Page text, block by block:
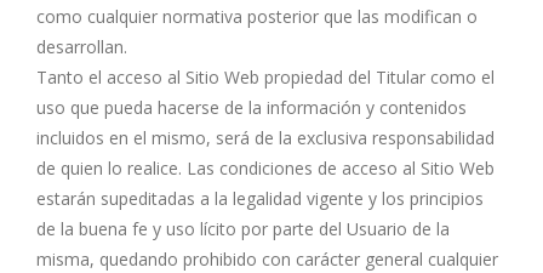
como cualquier normativa posterior que las modifican o
desarrollan.
Tanto el acceso al Sitio Web propiedad del Titular como el
uso que pueda hacerse de la información y contenidos
incluidos en el mismo, será de la exclusiva responsabilidad
de quien lo realice. Las condiciones de acceso al Sitio Web
estarán supeditadas a la legalidad vigente y los principios
de la buena fe y uso lícito por parte del Usuario de la
misma, quedando prohibido con carácter general cualquier